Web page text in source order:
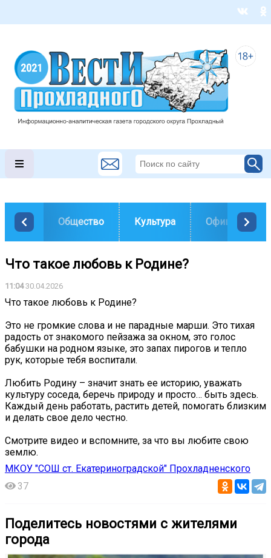
Общество Культура Официально
Что такое любовь к Родине?
11:0430.04.2026
Что такое любовь к Родине?
Это не громкие слова и не парадные марши. Это тихая
радость от знакомого пейзажа за окном, это голос
бабушки на родном языке, это запах пирогов и тепло
рук, которые тебя воспитали.
Любить Родину – значит знать ее историю, уважать
культуру соседа, беречь природу и просто… быть здесь.
Каждый день работать, растить детей, помогать близким
и делать свое дело честно.
Смотрите видео и вспомните, за что вы любите свою
землю.
МКОУ "СОШ ст. Екатериноградской" Прохладненского
37
Поделитесь новостями с жителями
города